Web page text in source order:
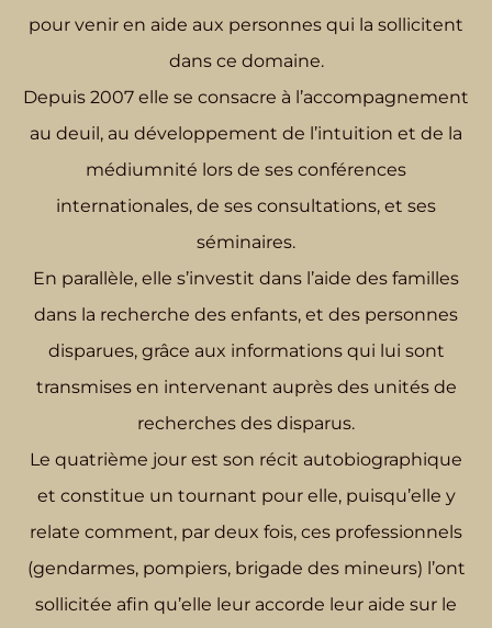
pour venir en aide aux personnes qui la sollicitent
dans ce domaine.
Depuis 2007 elle se consacre à l’accompagnement
au deuil, au développement de l’intuition et de la
médiumnité lors de ses conférences
internationales, de ses consultations, et ses
séminaires.
En parallèle, elle s’investit dans l’aide des familles
dans la recherche des enfants, et des personnes
disparues, grâce aux informations qui lui sont
transmises en intervenant auprès des unités de
recherches des disparus.
Le quatrième jour est son récit autobiographique
et constitue un tournant pour elle, puisqu’elle y
relate comment, par deux fois, ces professionnels
(gendarmes, pompiers, brigade des mineurs) l’ont
sollicitée afin qu’elle leur accorde leur aide sur le